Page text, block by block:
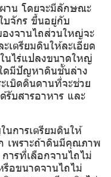
าน โดยจะมีลักษณะ
บจักร ขึ้นอยู่กับ
งจานไถส่วนใหญ่จะ
ตรียมดินให้ละเอียด
นไร่แปลงขนาดใหญ่
ดมีปัญหาดินชั้นล่าง
เบิดดินดานที่จะช่วย
บสารอาหาร และ
การเตรียมดินให้
เพราะถ้าดินมีคุณภาพ
ารที่เลือกจานไถไม่
รือขนาดจานไถไม่